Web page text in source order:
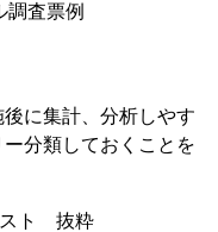
査票例
に集計、分析しやす
分類しておくことを
ト 抜粋